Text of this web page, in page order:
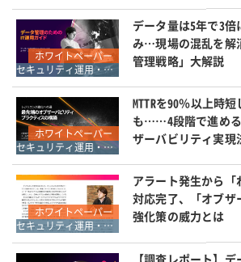
ホワイトペーパー
セキュリティ運用・SOC・SIEM・ログ管理
データ量は5年で3倍
み…現場の混乱を解
管理戦略」大解説
ホワイトペーパー
セキュリティ運用・SOC・SIEM・ログ管理
MTTRを90％以上時
も……4段階で進め
ザーバビリティ実現
ホワイトペーパー
セキュリティ運用・SOC・SIEM・ログ管理
アラート発生から「
対応完了、「オブザ
強化策の威力とは
【調査レポート】